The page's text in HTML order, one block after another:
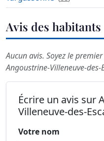
Avis des habitants
Aucun avis. Soyez le
Angoustrine-Villeneuve-des-
Écrire un avis sur
Villeneuve-des-
Votre nom